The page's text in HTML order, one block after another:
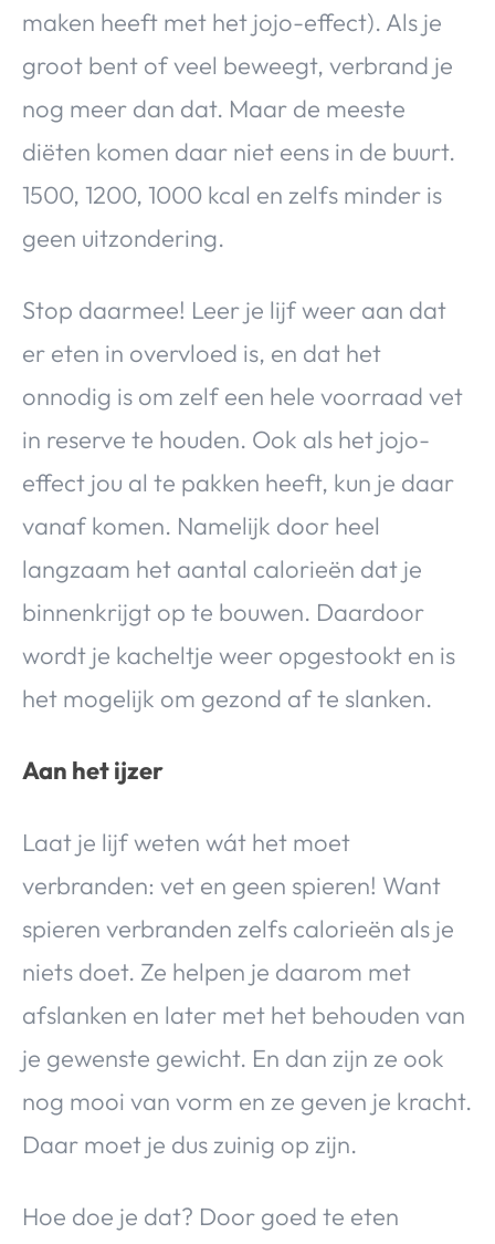
maken heeft met het jojo-effect). Als je
groot bent of veel beweegt, verbrand je
nog meer dan dat. Maar de meeste
diëten komen daar niet eens in de buurt.
1500, 1200, 1000 kcal en zelfs minder is
geen uitzondering.
Stop daarmee! Leer je lijf weer aan dat
er eten in overvloed is, en dat het
onnodig is om zelf een hele voorraad vet
in reserve te houden. Ook als het jojo-
effect jou al te pakken heeft, kun je daar
vanaf komen. Namelijk door heel
langzaam het aantal calorieën dat je
binnenkrijgt op te bouwen. Daardoor
wordt je kacheltje weer opgestookt en is
het mogelijk om gezond af te slanken.
Aan het ijzer
Laat je lijf weten wát het moet
verbranden: vet en geen spieren! Want
spieren verbranden zelfs calorieën als je
niets doet. Ze helpen je daarom met
afslanken en later met het behouden van
je gewenste gewicht. En dan zijn ze ook
nog mooi van vorm en ze geven je kracht.
Daar moet je dus zuinig op zijn.
Hoe doe je dat? Door goed te eten